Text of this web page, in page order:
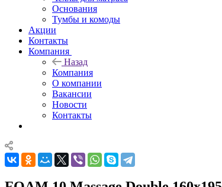
Основания
Тумбы и комоды
Акции
Контакты
Компания
Назад
Компания
О компании
Вакансии
Новости
Контакты